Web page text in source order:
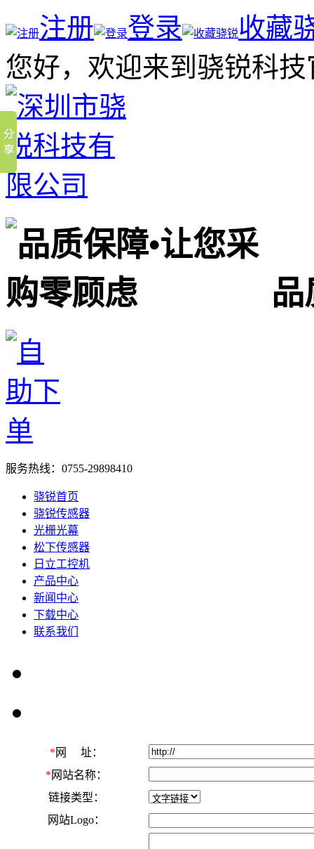
注册 登录
收藏
您好，欢迎来到骁锐科
品
服务热线： 0755-29898410
骁锐首页
骁锐传感器
光栅光幕
松下传感器
日立工控机
产品中心
新闻中心
下载中心
联系我们
* 网 址：
* 网站名称：
链接类型：
网站Logo：